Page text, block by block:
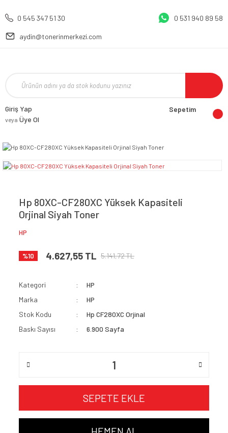
0 545 347 51 30 0 531 940 89 58
aydin@tonerinmerkezi.com
Giriş Yap
veya Üye Ol
Sepetim
Hp 80XC-CF280XC Yüksek Kapasiteli
Orjinal Siyah Toner
HP
%10 4.627,55 TL 5.141,72 TL
Kategori
HP
Marka
HP
Stok Kodu
Hp CF280XC Orjinal
Baskı Sayısı
6.900 Sayfa
SEPETE EKLE